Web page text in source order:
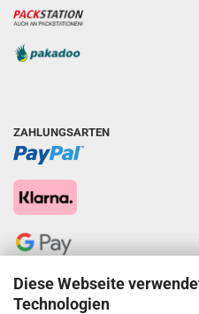
Diese Webseite
Technologien
ZAHLUNGSARTEN